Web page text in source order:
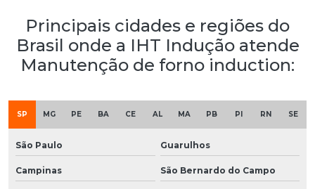
Principais cidades e regiões do
Brasil onde a IHT Indução atende
Manutenção de forno induction:
SP MG PE BA CE AL MA PB PI RN SE
São Paulo Guarulhos
Campinas São Bernardo do Campo